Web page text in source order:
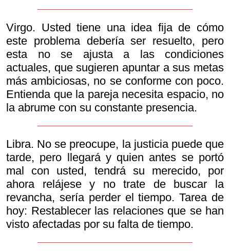
Virgo. Usted tiene una idea fija de cómo
este problema debería ser resuelto, pero
esta no se ajusta a las condiciones
actuales, que sugieren apuntar a sus metas
más ambiciosas, no se conforme con poco.
Entienda que la pareja necesita espacio, no
la abrume con su constante presencia.
Libra. No se preocupe, la justicia puede que
tarde, pero llegará y quien antes se portó
mal con usted, tendrá su merecido, por
ahora relájese y no trate de buscar la
revancha, sería perder el tiempo. Tarea de
hoy: Restablecer las relaciones que se han
visto afectadas por su falta de tiempo.